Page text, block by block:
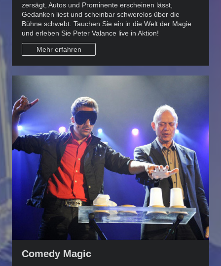
zersägt, Autos und Prominente erscheinen lässt,
Gedanken liest und scheinbar schwerelos über die
Bühne schwebt. Tauchen Sie ein in die Welt der Magie
und erleben Sie Peter Valance live in Aktion!
Mehr erfahren
Comedy Magic